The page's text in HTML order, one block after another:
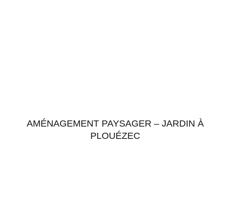
AMÉNAGEMENT PAYSAGER – JARDIN À
PLOUÉZEC